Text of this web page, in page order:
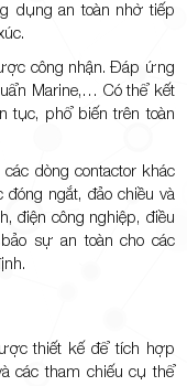
dụng an toàn nhờ tiếp
công nhận. Đáp ứng
Marine,… Có thể kết
tục, phổ biến trên toàn
dòng contactor khác
ngắt, đảo chiều và
điện công nghiệp, điều
sự an toàn cho các
thiết kế để tích hợp
các tham chiếu cụ thể